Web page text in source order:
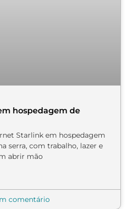
hospedagem de
Starlink em hospedagem
serra, com trabalho, lazer e
abrir mão
comentário